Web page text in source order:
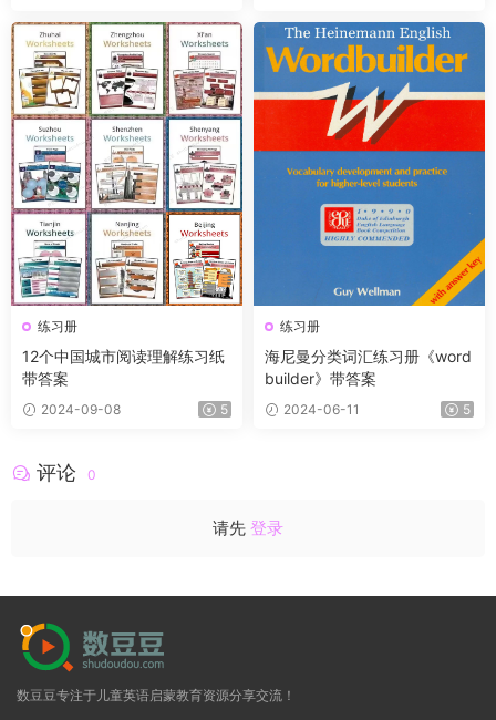
学生
练习册
12个中‮城国‬市阅读理解练习纸
带答案
2024-09-08 5
练习册
海尼曼分类词汇练习册《word
builder》带答案
2024-06-11 5
评论 0
请先 登录
数豆豆专注于儿童英语启蒙教育资源分享交流！